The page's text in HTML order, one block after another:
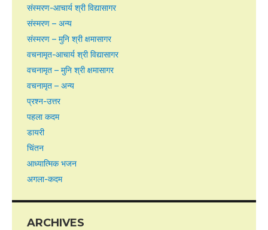
संस्मरण-आचार्य श्री विद्यासागर
संस्मरण – अन्य
संस्मरण – मुनि श्री क्षमासागर
वचनामृत-आचार्य श्री विद्यासागर
वचनामृत – मुनि श्री क्षमासागर
वचनामृत – अन्य
प्रश्न-उत्तर
पहला कदम
डायरी
चिंतन
आध्यात्मिक भजन
अगला-कदम
ARCHIVES